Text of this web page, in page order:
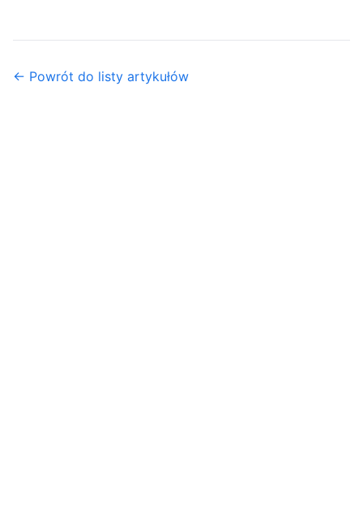
← Powrót do listy artykułów